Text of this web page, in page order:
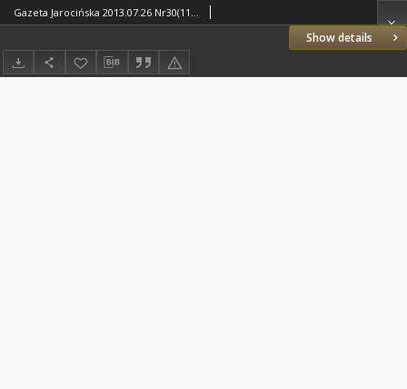
Show details
Gazeta Jarocińska 2013.07.26 Nr30(1189)